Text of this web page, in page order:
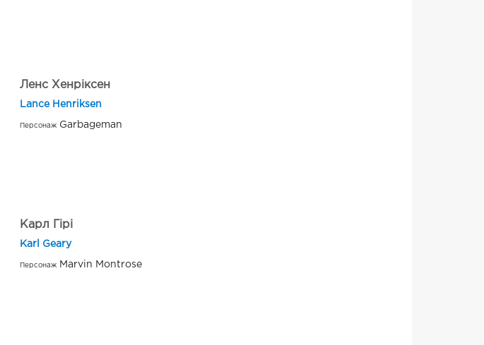
Ленс Хенріксен
Lance Henriksen
Персонаж Garbageman
Карл Гірі
Karl Geary
Персонаж Marvin Montrose